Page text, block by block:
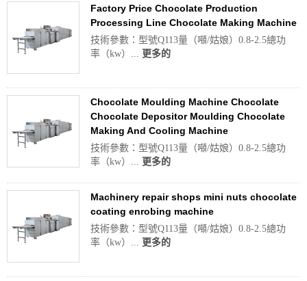
Factory Price Chocolate Production
Processing Line Chocolate Making Machine
技術參數：型號Q113量（噸/姑娘）0.8-2.5總功
率（kw）... 更多的
Chocolate Moulding Machine Chocolate
Chocolate Depositor Moulding Chocolate
Making And Cooling Machine
技術參數：型號Q113量（噸/姑娘）0.8-2.5總功
率（kw）... 更多的
Machinery repair shops mini nuts chocolate
coating enrobing machine
技術參數：型號Q113量（噸/姑娘）0.8-2.5總功
率（kw）... 更多的